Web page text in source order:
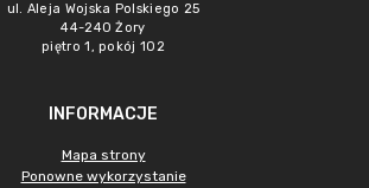
ul. Aleja Wojska Polskiego 25
44-240 Żory
piętro 1, pokój 102
INFORMACJE
Mapa strony
Ponowne wykorzystanie